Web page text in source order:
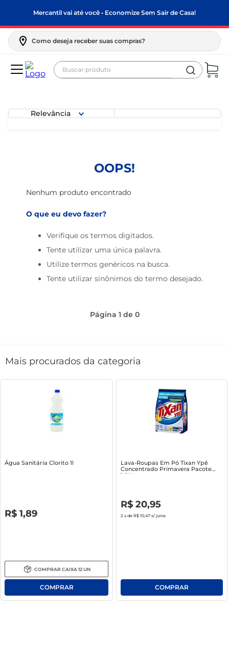
Mercantil vai até você • Economize Sem Sair de Casa!
Como deseja receber suas compras?
Buscar produto
Relevância
OOPS!
Nenhum produto encontrado
O que eu devo fazer?
Verifique os termos digitados.
Tente utilizar uma única palavra.
Utilize termos genéricos na busca.
Tente utilizar sinônimos do termo desejado.
Página 1 de 0
Mais procurados da categoria
Água Sanitária Clorito 1l
R$ 1,89
COMPRAR CAIXA 12 UN
Lava-Roupas Em Pó Tixan Ypê
Concentrado Primavera Pacote
1.6Kg
R$ 20,95
2 x de R$ 10,47 s/ juros
frango
feijão
macarrão